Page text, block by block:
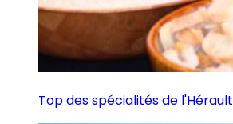
Top des spécialités de l'Hérault